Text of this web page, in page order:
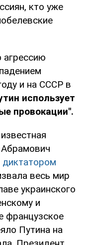
кто уже
агрессию
и на СССР в
использует
провокации".
диктатором
весь мир
украинского
и
французское
Путина на